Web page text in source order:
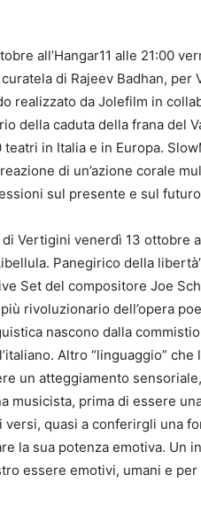
all’Hangar11 alle 21:00
di Rajeev Badhan,
realizzato da Jolefilm in
della caduta della frana del
in Italia e in Europa.
di un’azione corale
sul presente e sul futuro
Vertigini venerdì 13 ottobre
Panegirico della
Set del compositore Joe
rivoluzionario dell’opera
nascono dalla
Altro “linguaggio”
un atteggiamento
musicista, prima di essere
versi, quasi a conferirgli una
la sua potenza emotiva. Un
essere emotivi, umani e